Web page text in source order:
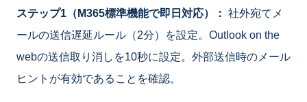
ステップ1（M365標準機能で即日対応）： 社外宛てメ
ールの送信遅延ルール（2分）を設定。Outlook on the
webの送信取り消しを10秒に設定。外部送信時のメール
ヒントが有効であることを確認。